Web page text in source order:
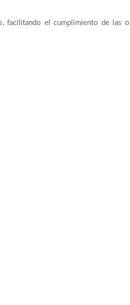
facilitando el cumplimiento de las